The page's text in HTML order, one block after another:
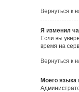
Вернуться к
Я изменил
Если вы
время на
Вернуться к
Моего языка